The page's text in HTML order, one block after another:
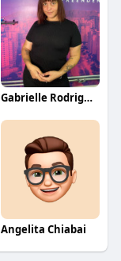
Gabrielle Rodrigues
Angelita Chiabai